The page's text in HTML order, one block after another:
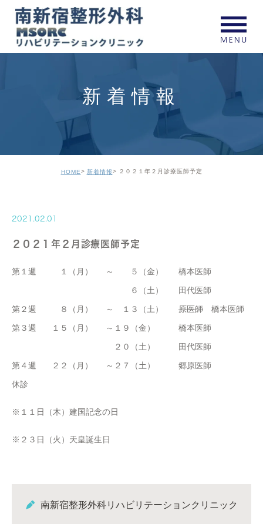
新着情報
HOME 新着情報 ２０２１年２月診療医師予定
2021.02.01
２０２１年２月診療医師予定
第１週 １（月） ～ ５（金）
橋本医師
６（土）
田代医師
第２週
８（月） ～ １３（土） 原医師 橋本医師
第３週
１５（月） ～ １９（金）
橋本医師
２０（土）
田代医師
第４週
２２（月） ～ ２７（土）
郷原医師
休診
※１１日（木）建国記念の日
※２３日（火）天皇誕生日
南新宿整形外科リハビリテーションクリニック